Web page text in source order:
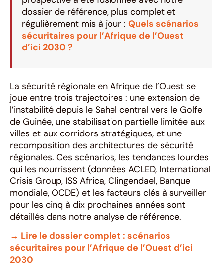
dossier de référence, plus complet et
régulièrement mis à jour : Quels scénarios
sécuritaires pour l’Afrique de l’Ouest
d’ici 2030 ?
La sécurité régionale en Afrique de l’Ouest se
joue entre trois trajectoires : une extension de
l’instabilité depuis le Sahel central vers le Golfe
de Guinée, une stabilisation partielle limitée aux
villes et aux corridors stratégiques, et une
recomposition des architectures de sécurité
régionales. Ces scénarios, les tendances lourdes
qui les nourrissent (données ACLED, International
Crisis Group, ISS Africa, Clingendael, Banque
mondiale, OCDE) et les facteurs clés à surveiller
pour les cinq à dix prochaines années sont
détaillés dans notre analyse de référence.
→ Lire le dossier complet : scénarios
sécuritaires pour l’Afrique de l’Ouest d’ici
2030